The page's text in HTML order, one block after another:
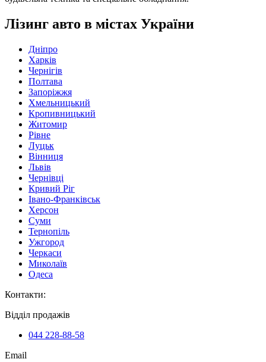
Лізинг авто в містах України
Дніпро
Харків
Чернігів
Полтава
Запоріжжя
Хмельницький
Кропивницький
Житомир
Рівне
Луцьк
Вінниця
Львів
Чернівці
Кривий Ріг
Івано-Франківськ
Херсон
Суми
Тернопіль
Ужгород
Черкаси
Миколаїв
Одеса
Контакти:
Відділ продажів
044 228-88-58
Email